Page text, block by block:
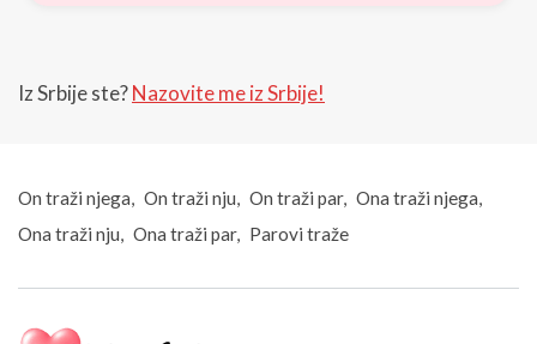
Iz Srbije ste?Nazovite me iz Srbije!
On traži njega On traži nju On traži par
Ona traži njega
Ona traži nju
Ona traži par Parovi traže